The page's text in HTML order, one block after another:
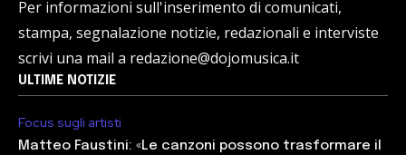
Per informazioni sull'inserimento di comunicati,
stampa, segnalazione notizie, redazionali e interviste
scrivi una mail a redazione@dojomusica.it
ULTIME NOTIZIE
Focus sugli artisti
Matteo Faustini: «Le canzoni possono trasformare il